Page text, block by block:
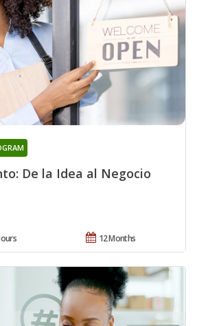
De la Idea al Negocio
12 Months